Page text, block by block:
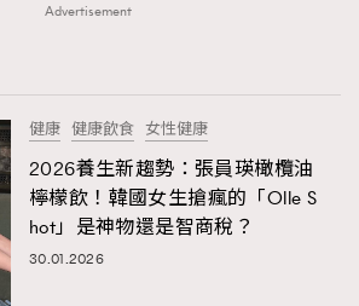
FigaroStyle
FigaroTalk 48
FigaroWatch 83
Grooming&Fitness 38
HommesFashion 2
HommeStyle
Advertisement
健康 健康飲食 女性健康
2026養生新趨勢：張員瑛橄欖油
檸檬飲！韓國女生搶瘋的「Olle S
hot」是神物還是智商稅？
30.01.2026